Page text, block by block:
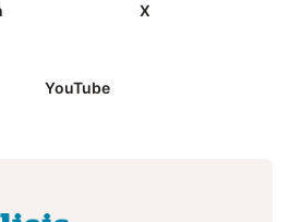
X
YouTube